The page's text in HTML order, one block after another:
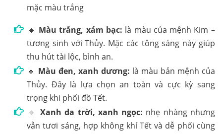
mặc màu trắng
🔹 Màu trắng, xám bạc: là màu của mệnh Kim –
tương sinh với Thủy. Mặc các tông sáng này giúp
thu hút tài lộc, bình an.
🔹 Màu đen, xanh dương: là màu bản mệnh của
Thủy. Đây là lựa chọn an toàn và cực kỳ sang
trọng khi phối đồ Tết.
🔹 Xanh da trời, xanh ngọc: nhẹ nhàng nhưng
vẫn tươi sáng, hợp không khí Tết và dễ phối cùng